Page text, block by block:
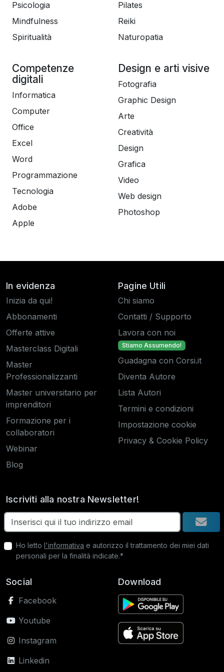
Psicologia
Mindfulness
Spiritualità
Pilates
Reiki
Naturopatia
Competenze
digitali
Informatica
Computer
Office
Excel
Word
Programmazione
Tecnologia
Adobe
Apple
Design e arti visive
Fotografia
Graphic Design
Arte
Creatività
Design
Grafica
Video
Web design
Photoshop
In evidenza
Inizia da qui!
Abbonamenti
Offerte attive
Masterclass Digitali
Master
Professionalizzanti
Master universitario per
imprenditori
Formazione per i
collaboratori
Webinar
Blog
Pagine Utili
Chi siamo
Contatti / Supporto
Lavora con noi
Stiamo Assumendo!
Guadagna con Corsi.it
Diventa Autore
Lista Autori
Termini e condizioni
Impostazione cookie
Privacy & Cookie Policy
Iscriviti alla nostra Newsletter!
Ho letto l'informativa e autorizzo il trattamento dei miei dati
personali per la finalità indicate.*
Social
Facebook
Youtube
Instagram
Linkedin
Download